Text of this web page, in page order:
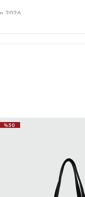
2026
özenli bir kargoydu.
%50